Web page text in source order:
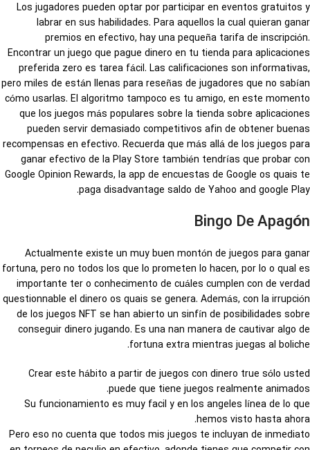
Los jugadores pueden optar por participar en eventos gratuitos y
labrar en sus habilidades. Para aquellos la cual quieran ganar
premios en efectivo, hay una pequeña tarifa de inscripción.
Encontrar un juego que pague dinero en tu tienda para aplicaciones
preferida zero es tarea fácil. Las calificaciones son informativas,
pero miles de están llenas para reseñas de jugadores que no sabían
cómo usarlas. El algoritmo tampoco es tu amigo, en este momento
que los juegos más populares sobre la tienda sobre aplicaciones
pueden servir demasiado competitivos afin de obtener buenas
recompensas en efectivo. Recuerda que más allá de los juegos para
ganar efectivo de la Play Store también tendrías que probar con
Google Opinion Rewards, la app de encuestas de Google os quais te
paga disadvantage saldo de Yahoo and google Play.
Bingo De Apagón
Actualmente existe un muy buen montón de juegos para ganar
fortuna, pero no todos los que lo prometen lo hacen, por lo o qual es
importante ter o conhecimento de cuáles cumplen con de verdad
questionnable el dinero os quais se genera. Además, con la irrupción
de los juegos NFT se han abierto un sinfín de posibilidades sobre
conseguir dinero jugando. Es una nan manera de cautivar algo de
fortuna extra mientras juegas al boliche.
Crear este hábito a partir de juegos con dinero true sólo usted
puede que tiene juegos realmente animados.
Su funcionamiento es muy facil y en los angeles línea de lo que
hemos visto hasta ahora.
Pero eso no cuenta que todos mis juegos te incluyan de inmediato